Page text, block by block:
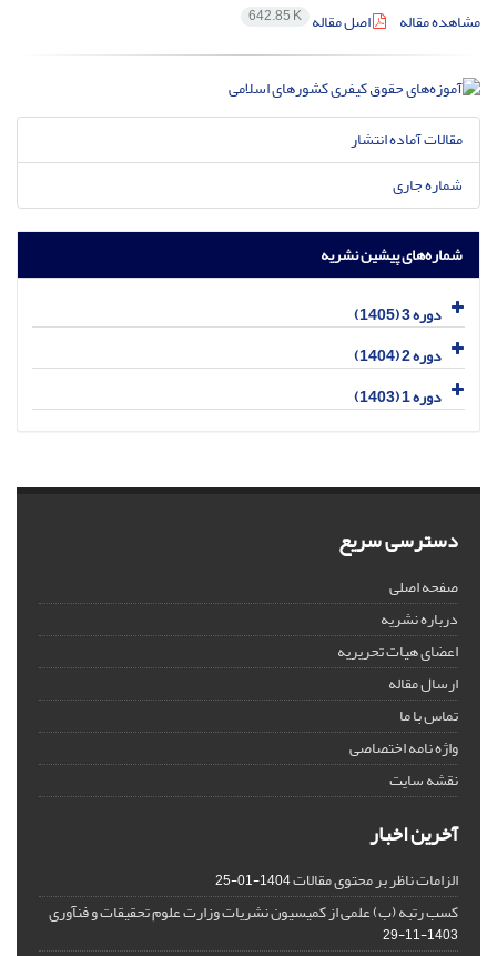
مشاهده مقاله
اصل مقاله 642.85 K
مقالات آماده انتشار
شماره جاری
شماره‌های پیشین نشریه
دوره 3 (1405)
دوره 2 (1404)
دوره 1 (1403)
دسترسی سریع
صفحه اصلی
درباره نشریه
اعضای هیات تحریریه
ارسال مقاله
تماس با ما
واژه نامه اختصاصی
نقشه سایت
آخرین اخبار
الزامات ناظر بر محتوی مقالات1404-01-25
کسب رتبه (ب) علمی از کمیسیون نشریات وزارت علوم تحقیقات و فنآوری
1403-11-29